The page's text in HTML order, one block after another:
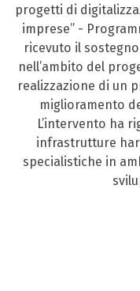
progetti di
imprese” -
ricevuto il
nell’ambito del
realizzazione di un
miglioramento
L’intervento ha
infrastrutture
specialistiche in